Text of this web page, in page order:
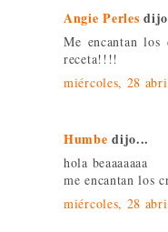
Angie Perles
Me encantan
receta!!!!
miércoles, 28
Humbe dijo...
hola beaaaaaaa
me encantan los
miércoles, 28